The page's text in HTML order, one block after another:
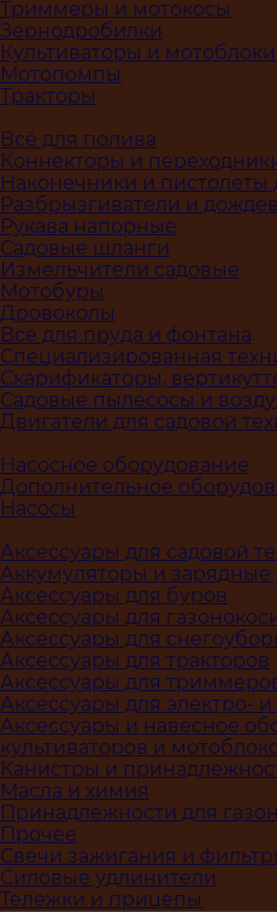
Триммеры и мотокосы
Зернодробилки
Культиваторы и мотоблоки
Мотопомпы
Тракторы
Всё для полива
Коннекторы и
Наконечники и пистолеты
Разбрызгиватели и
Рукава напорные
Садовые шланги
Измельчители садовые
Мотобуры
Дровоколы
Все для пруда и фонтана
Специализированная
Скарификаторы,
Садовые пылесосы и
Двигатели для садовой
Насосное оборудование
Дополнительное
Насосы
Аксессуары для садовой
Аккумуляторы и зарядные
Аксессуары для буров
Аксессуары для
Аксессуары для
Аксессуары для тракторов
Аксессуары для
Аксессуары для электро-
Аксессуары и навесное
культиваторов и
Канистры и
Масла и химия
Принадлежности для
Прочее
Свечи зажигания и
Силовые удлинители
Тележки и прицепы